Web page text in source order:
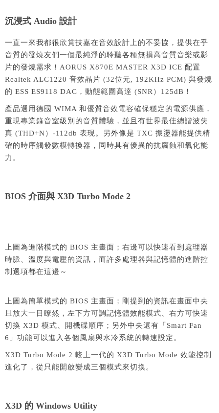
沉浸式 Audio 設計
一直一來我都很欣賞技嘉在音效設計上的不妥協，提供在乎
音質的發燒友們一個最純淨的聆聽各種無損高音質音樂或影
片的發燒需求！AORUS X870E MASTER X3D ICE 配置
Realtek ALC1220 音效晶片 (32位元, 192KHz PCM) 與發燒
的 ESS ES9118 DAC，動態範圍高達 (SNR）125dB！
產品選用德國 WIMA 和優質音效電容確保穩定的電源供應，
重現專業錄音室級別的音質體驗，並且有世界最佳總諧波失
真 (THD+N）-112db 表現。另外像是 TXC 振盪器能提供精
確的時序觸發數模轉換器，同時具有優異的抗腐蝕和氧化能
力。
BIOS 介面與 X3D Turbo Mode 2
上圖為進階模式的 BIOS 主畫面；右邊可以快速看到處理器
時脈、溫度與電壓的資訊，而許多處理器與記憶體的進階控
制選項都在這邊～
上圖為簡單模式的 BIOS 主畫面；剛提到的資訊在畫面中央
且放大一目瞭然，左下方可調記憶體效能模式、右方可快速
切換 X3D 模式、開機碟順序；另外中央還有「Smart Fan
6」功能可以進入各個風扇與水冷系統的轉速設定。
X3D Turbo Mode 2 較上一代的 X3D Turbo Mode 效能控制
進化了，從只能開啟變成三個模式來切換。
X3D 的 Windows Utility